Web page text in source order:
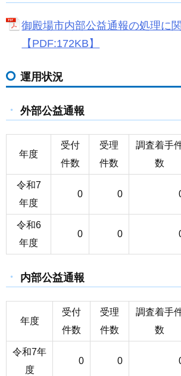
御殿場市内部公益通報の処理に
【PDF:172KB】
運用状況
外部公益通報
年度
受付
件数
受理
件数
調査着手
数
令和7
年度
0 0
令和6
年度
0 0
内部公益通報
年度
受付
件数
受理
件数
調査着手
数
令和7年
度
0 0